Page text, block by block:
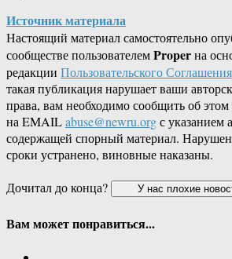
Источник материала
Настоящий материал самостоятельно
сообществе пользователемProperна
редакции Пользовательского Соглашения
такая публикация нарушает ваши
права, вам необходимо сообщить об
на EMAILabuse@newru.orgс указанием
содержащей спорный материал.
сроки устранено, виновные наказаны.
Дочитал до конца?
Вам может понравиться...